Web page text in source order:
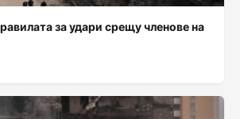
за удари срещу членове на